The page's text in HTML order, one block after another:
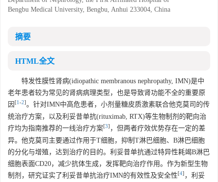
Bengbu Medical University, Bengbu, Anhui 233004, China
摘要
HTML全文
特发性膜性肾病(idiopathic membranous nephropathy, IMN)是中
老年患者较为常见的肾病病理类型，也是导致肾功能不全的重要原
因 [1 -2]。针对IMN中高危患者，小剂量糖皮质激素联合他克莫司的传
统治疗方案，以及利妥昔单抗(rituximab, RTX)等生物制剂的靶向治
疗均为指南推荐的一线治疗方案[3] ，但两者疗效优势存在一定的差
异。他克莫司主要通过作用于T细胞，抑制T淋巴细胞、B淋巴细胞
的分化与增殖，达到治疗的目的。利妥昔单抗通过特异性耗竭B淋巴
细胞表面CD20，减少抗体生成，发挥靶向治疗作用。作为新型生物
制剂，研究证实了利妥昔单抗治疗IMN的有效性及安全性[4] ，利妥